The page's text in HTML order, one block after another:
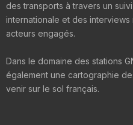
des transports à travers un
internationale et des
acteurs engagés.
Dans le domaine des stations
également une cartographie
venir sur le sol français.